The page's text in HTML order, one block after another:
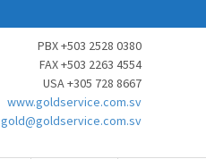
PBX +503 2528 0380
FAX +503 2263 4554
USA +305 728 8667
www.goldservice.com.sv
gold@goldservice.com.sv